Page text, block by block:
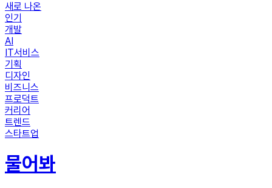
새로 나온
인기
개발
AI
IT서비스
기획
디자인
비즈니스
프로덕트
커리어
트렌드
스타트업
물어봐